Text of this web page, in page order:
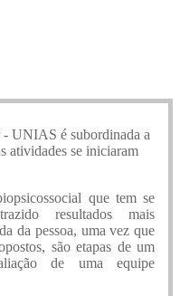
UNIAS é subordinada a
atividades se iniciaram
que tem se
resultados mais
da pessoa, uma vez que
são etapas de um
de uma equipe